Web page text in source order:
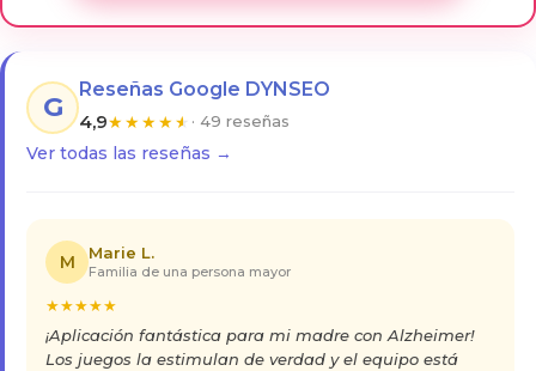
G
Reseñas Google DYNSEO
4,9★★★★★ · 49 reseñas
Ver todas las reseñas →
M Marie L.
Familia de una persona mayor
★★★★★
¡Aplicación fantástica para mi madre con Alzheimer!
Los juegos la estimulan de verdad y el equipo está